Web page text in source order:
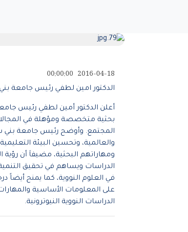
2016-04-18 00:00:00
الدكتور امين لطفي رئيس جامعة
أعلن الدكتور أمين لطفي رئيس
بحثية متخصصة ومؤهلة في المجالات
المجتمع. وأوضح رئيس جامعة بني
والعالمية، وتحسين البيئة
ومهاراتهم البحثية، مضيفاَ أن رؤية
الدراسات ويساهم في تحقيق
في العلوم النووية، كما يمنح أيضاً
على المعلومات الأساسية
الدراسات النووية النيوترونية.